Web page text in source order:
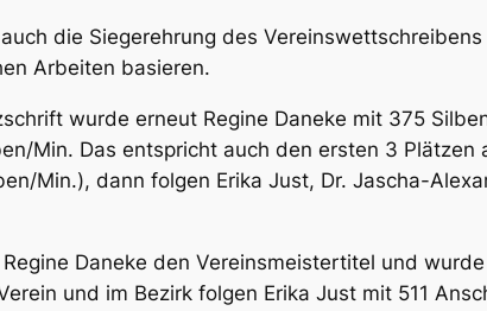
die Siegerehrung des
Arbeiten basieren.
wurde erneut Regine Daneke mit 375
Min. Das entspricht auch den ersten 3
Min.), dann folgen Erika Just, Dr. Jascha-
Daneke den Vereinsmeistertitel und
und im Bezirk folgen Erika Just mit 511